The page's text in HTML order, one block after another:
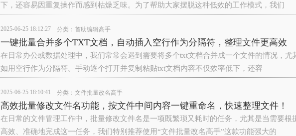
下，还容易因重复操作而感到枯燥乏味。为了帮助大家摆脱这种低效的工作模式，我们
2025-06-25 18:12:27 分类： 首助编辑高手
一键批量合并多个TXT文档，自动插入空行作为分隔符，整理文件更高效
在日常办公或数据处理中，我们常常会遇到需要将多个txt文档合并成一个文件的情况，
如用空行作为分隔符。手动逐个打开并复制粘贴txt文档内容不仅效率低下，还容
2025-06-25 18:10:41 分类： 文件批量改名高手
高效批量修改文件名功能，按文件中间内容一键重命名，快速整理文件！
在日常的文件管理工作中，批量修改文件名是一项既繁琐又耗时的任务，尤其是当需要
高效、准确地完成这一任务，我们特别推荐使用“文件批量改名高手”这款功能强大的